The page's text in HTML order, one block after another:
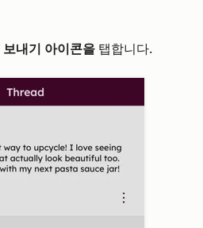
보내기 아이콘을 탭합니다.